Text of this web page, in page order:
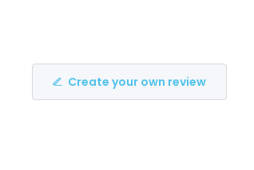
Create your own review